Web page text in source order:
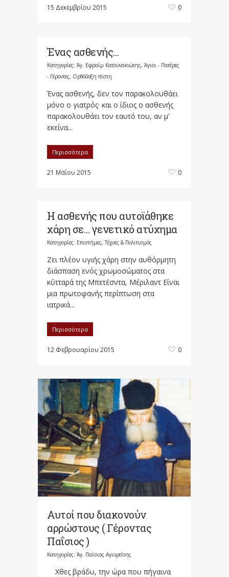
15 Δεκεμβρίου 2015 0
Ένας ασθενής…
Κατηγορίες: Άγ. Εφραίμ Κατουνακιώτης, Άγιοι - Πατέρες
- Γέροντες, Ορθόδοξη πίστη
Ένας ασθενής, δεν τον παρακολουθάει
μόνο ο γιατρός· και ο ίδιος ο ασθενής
παρακολουθάει τον εαυτό του, αν μ’
εκείνα...
Περισσότερα
21 Μαΐου 2015 0
Η ασθενής που αυτοϊάθηκε
χάρη σε… γενετικό ατύχημα
Κατηγορίες: Επιστήμες, Τέχνες & Πολιτισμός
Ζει πλέον υγιής χάρη στην αυθόρμητη
διάσπαση ενός χρωμοσώματος στα
κύτταρά της Μπετέσντα, Μέριλαντ Είναι
μια πρωτοφανής περίπτωση στα
ιατρικά...
Περισσότερα
12 Φεβρουαρίου 2015 0
Αυτοί που διακονούν
αρρώστους ( Γέροντας
Παΐσιος )
Κατηγορίες: Άγ. Παΐσιος Αγιορείτης
Χθες βράδυ, την ώρα που πήγαινα